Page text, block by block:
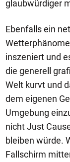
glaubwürdiger
Ebenfalls ein
inszeniert und
die generell
Welt kurvt und
dem eigenen
Umgebung
nicht Just
bleiben würde.
Fallschirm